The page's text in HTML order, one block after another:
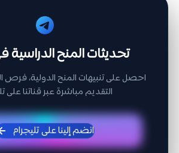
تحديثات المنح
احصل على تنبيهات المنح الدولية، فرص
التقديم مباشرة عبر قناتنا على
انضم إلينا على تليجرام